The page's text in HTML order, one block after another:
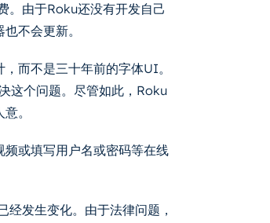
。由于Roku还没有开发自己
不会更新。
而不是三十年前的字体UI。
这个问题。尽管如此，Roku
。
或填写用户名或密码等在线
发生变化。由于法律问题，